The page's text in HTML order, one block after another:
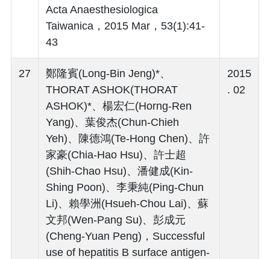
Acta Anaesthesiologica
Taiwanica，2015 Mar，53(1):41-
43
27
鄭隆賓(Long-Bin Jeng)*、
THORAT ASHOK(THORAT
ASHOK)*、楊宏仁(Horng-Ren
Yang)、葉俊杰(Chun-Chieh
Yeh)、陳德鴻(Te-Hong Chen)、許
家豪(Chia-Hao Hsu)、許士超
(Shih-Chao Hsu)、潘健成(Kin-
Shing Poon)、李秉純(Ping-Chun
Li)、賴學洲(Hsueh-Chou Lai)、蘇
文邦(Wen-Pang Su)、彭成元
(Cheng-Yuan Peng)，Successful
use of hepatitis B surface antigen-
2015
. 02